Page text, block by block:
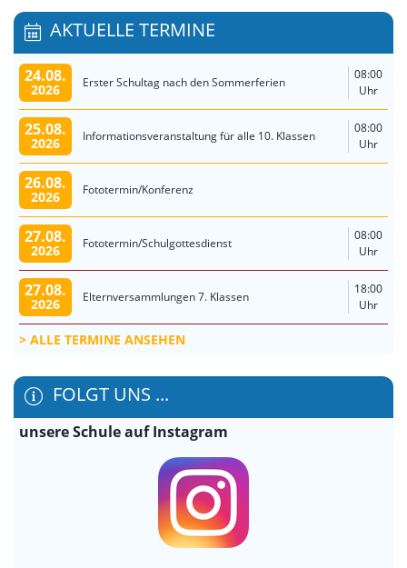
AKTUELLE TERMINE
24.08.
2026 Erster Schultag nach den Sommerferien
08:00
Uhr
25.08.
2026 Informationsveranstaltung für alle 10. Klassen
08:00
Uhr
26.08.
2026 Fototermin/Konferenz
27.08.
2026 Fototermin/Schulgottesdienst
08:00
Uhr
27.08.
2026 Elternversammlungen 7. Klassen
18:00
Uhr
ALLE TERMINE ANSEHEN
FOLGT UNS ...
unsere Schule auf Instagram